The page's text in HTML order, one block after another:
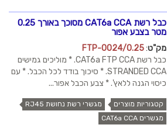
כבל רשת CAT6a CCA מסוכך באורך 0.25
מטר בצבע אפור
מק"ט:
FTP-0024/0.25
כבל רשת CAT6a FTP CCA. * מוליכים גמישים
STRANDED CCA. * סיכוך בודד לכל הכבל. * עם
כיסוי הגנה ללאץ'. * צבע הכבל אפור...
קטגוריות מוצרים
מגשרי רשת נחושת RJ45
מגשרים CAT6a CCA